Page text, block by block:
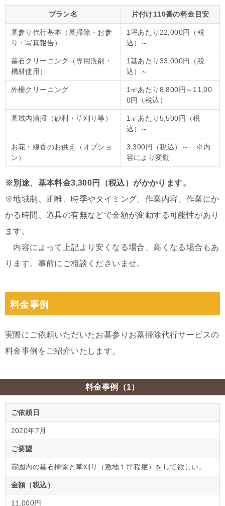
プラン名 片付け110番の料金目安
墓参り代行基本（墓掃除・お参
り・写真報告）
1坪あたり22,000円（税
込）～
墓石クリーニング（専用洗剤・
機材使用）
1基あたり33,000円（税
込）～
外柵クリーニング
1㎡あたり8,800円～11,00
0円（税込）
墓域内清掃（砂利・草刈り等）
1㎡あたり5,500円（税
込）～
お花・線香のお供え（オプショ
ン）
3,300円（税込）～ ※内
容により変動
※別途、基本料金3,300円（税込）がかかります。
※地域制、距離、時季やタイミング、作業内容、作業にか
かる時間、道具の有無などで金額が変動する可能性があり
ます。
内容によって上記より安くなる場合、高くなる場合もあ
ります。事前にご相談くださいませ。
料金事例
実際にご依頼いただいたお墓参りお墓掃除代行サービスの
料金事例をご紹介いたします。
料金事例（1）
ご依頼日
2020年7月
ご要望
霊園内の墓石掃除と草刈り（敷地１坪程度）をして欲しい。
金額（税込）
11,000円